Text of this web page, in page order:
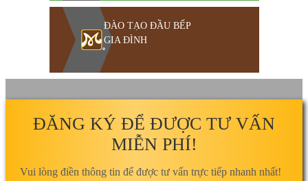
ĐÀO TẠO ĐẦU BẾP
GIA ĐÌNH
ĐĂNG KÝ ĐỂ ĐƯỢC TƯ VẤN
MIỄN PHÍ!
Vui lòng điền thông tin để được tư vấn trực tiếp nhanh nhất!